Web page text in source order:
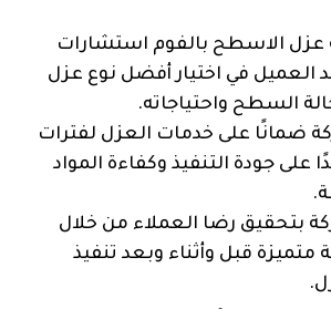
عزل الاسطح بالفوم استشارات
العميل في اختيار أفضل نوع عزل
السطح واحتياجاته.
ضمانًا على خدمات العزل لفترات
على جودة التنفيذ وكفاءة المواد
بتحقيق رضا العملاء من خلال
متميزة قبل وأثناء وبعد تنفيذ